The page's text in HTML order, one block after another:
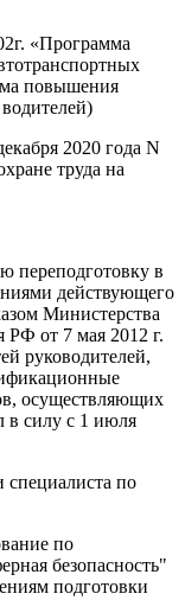
«Программа
повышения
2020 года N
труда на
переподготовку в
действующего
Министерства
РФ от 7 мая 2012 г.
руководителей,
осуществляющих
в силу с 1 июля
специалиста по
по
безопасность"
подготовки